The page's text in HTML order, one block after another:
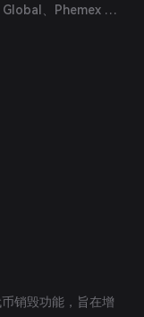
、Phemex 和
销毁功能，旨在增